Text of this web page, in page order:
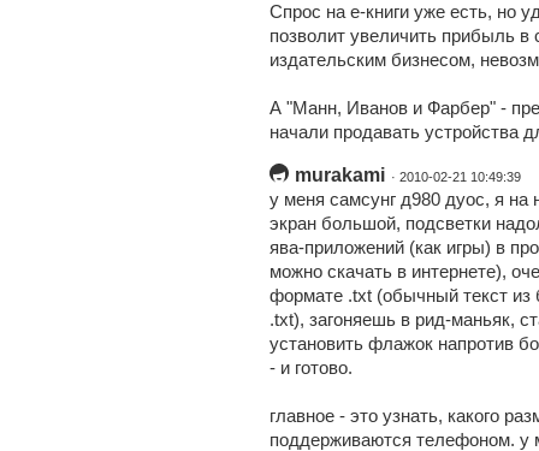
Спрос на е-книги уже есть, но
позволит увеличить прибыль
издательским бизнесом,
А "Манн, Иванов и Фарбер" -
начали продавать устройства
murakami · 2010-02-21 10:49:39
у меня самсунг д980 дуос, я на
экран большой, подсветки
ява-приложений (как игры) в
можно скачать в интернете),
формате .txt (обычный текст из
.txt), загоняешь в рид-маньяк,
установить флажок напротив
- и готово.
главное - это узнать, какого
поддерживаются телефоном. у